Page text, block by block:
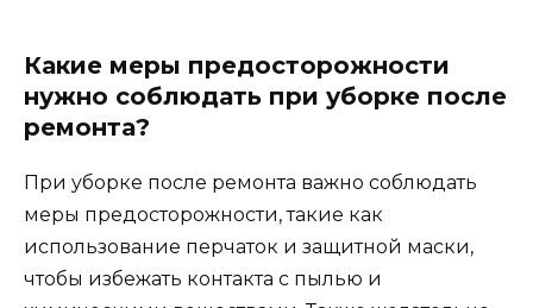
Какие меры предосторожности
нужно соблюдать при уборке после
ремонта?
При уборке после ремонта важно соблюдать
меры предосторожности, такие как
использование перчаток и защитной маски,
чтобы избежать контакта с пылью и